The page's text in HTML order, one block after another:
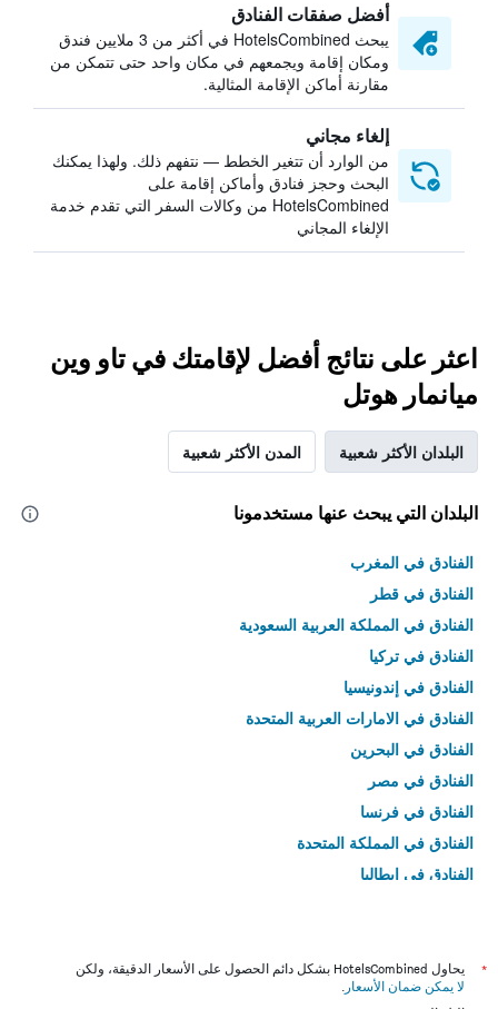
أفضل صفقات الفنادق
يبحث HotelsCombined في أكثر من 3 ملايين فندق
ومكان إقامة ويجمعهم في مكان واحد حتى تتمكن من
مقارنة أماكن الإقامة المثالية.
إلغاء مجاني
من الوارد أن تتغير الخطط — نتفهم ذلك. ولهذا يمكنك
البحث وحجز فنادق وأماكن إقامة على
HotelsCombined من وكالات السفر التي تقدم خدمة
الإلغاء المجاني
اعثر على نتائج أفضل لإقامتك في تاو وين
ميانمار هوتل
البلدان الأكثر شعبية المدن الأكثر شعبية
البلدان التي يبحث عنها مستخدمونا
الفنادق في المغرب
الفنادق في قطر
الفنادق في المملكة العربية السعودية
الفنادق في تركيا
الفنادق في إندونيسيا
الفنادق في الامارات العربية المتحدة
الفنادق في البحرين
الفنادق في مصر
الفنادق في فرنسا
الفنادق في المملكة المتحدة
الفنادق في إيطاليا
*
يحاول HotelsCombined بشكل دائم الحصول على الأسعار الدقيقة، ولكن
لا يمكن ضمان الأسعار .